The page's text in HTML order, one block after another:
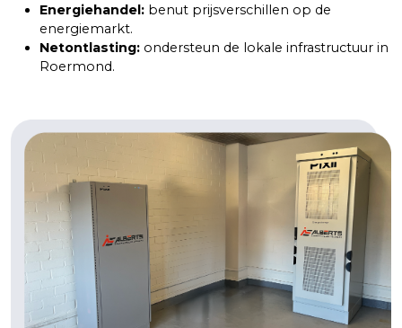
Energiehandel: benut prijsverschillen op de
energiemarkt.
Netontlasting: ondersteun de lokale infrastructuur in
Roermond.